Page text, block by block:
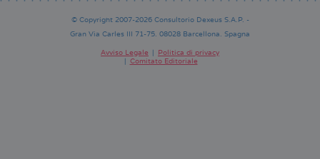
© Copyright 2007-2026 Consultorio Dexeus S.A.P. -
Gran Via Carles III 71-75. 08028 Barcellona. Spagna
Avviso Legale
Politica di privacy
Comitato Editoriale